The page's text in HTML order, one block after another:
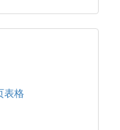
表格